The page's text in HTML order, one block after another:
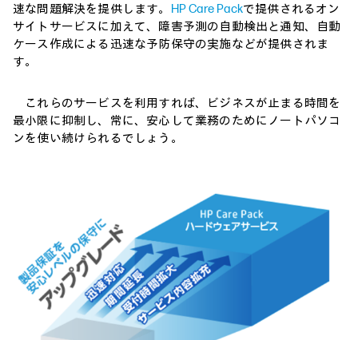
速な問題解決を提供します。 HP Care Packで提供されるオン
サイトサービスに加えて、障害予測の自動検出と通知、自動
ケース作成による迅速な予防保守の実施などが提供されま
す。
これらのサービスを利用すれば、ビジネスが止まる時間を
最小限に抑制し、常に、安心して業務のためにノートパソコ
ンを使い続けられるでしょう。